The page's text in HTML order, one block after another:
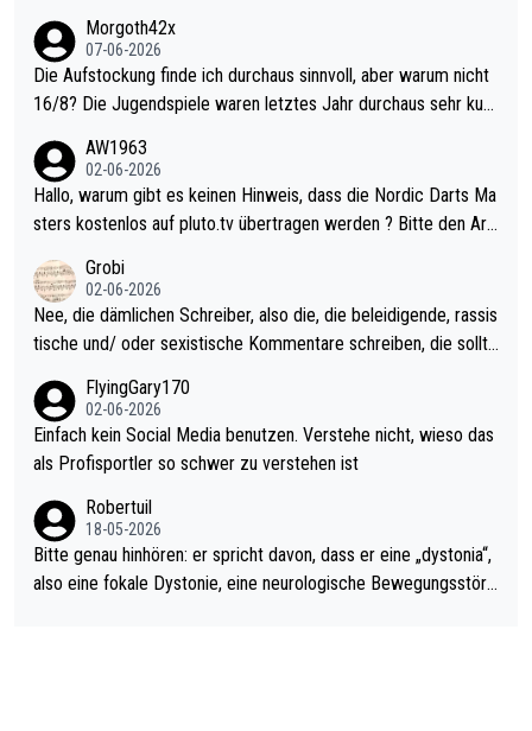
Morgoth42x
07-06-2026
Die Aufstockung finde ich durchaus sinnvoll, aber warum nicht
16/8? Die Jugendspiele waren letztes Jahr durchaus sehr kurz
Allerdings ist Mitchell Lawrie als Nummer 1 der Welt eh qualifi
ziert. Somit ändert die automatische Qualifikation des Weltmei
sters erstmal nichts. Ich denke sie wollen damit für nächstes J
ohl wenig WDF Turniere spielen. Dies war bei Archie Self letzt
es Jahr der Fall. Er musste als amtierender Weltmeister durch
den Qualifier und ich glaube kaum, dass Mitchel sich das (in Ve
gas) antun würde, wenn er doch eigentlich die PDC-WM als Zi
el hat.
AW1963
02-06-2026
Hallo, warum gibt es keinen Hinweis, dass die Nordic Darts Ma
sters kostenlos auf pluto.tv übertragen werden ? Bitte den Arti
Grobi
02-06-2026
Nee, die dämlichen Schreiber, also die, die beleidigende, rassis
tische und/ oder sexistische Kommentare schreiben, die sollte
s Leben in den Griff kriegen. Nur eins wundert mich: Luke Little
r war doch neulich erst derjenige, der über Social Media GvV p
rovoziert hat. Und Littlers Mutter schießt öfters mal gegen Ric
FlyingGary170
02-06-2026
Einfach kein Social Media benutzen. Verstehe nicht, wieso das
als Profisportler so schwer zu verstehen ist
Robertuil
18-05-2026
Bitte genau hinhören: er spricht davon, dass er eine „dystonia“,
also eine fokale Dystonie, eine neurologische Bewegungsstöru